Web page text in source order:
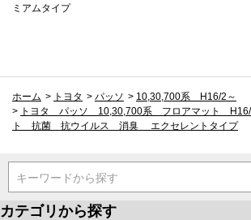
ミアムタイプ
ホーム > トヨタ > パッソ > 10,30,700系 H16/2～
> トヨタ パッソ 10,30,700系 フロアマット
ト 抗菌 抗ウイルス 消臭 エクセレントタイプ
キーワードから探す
カテゴリから探す